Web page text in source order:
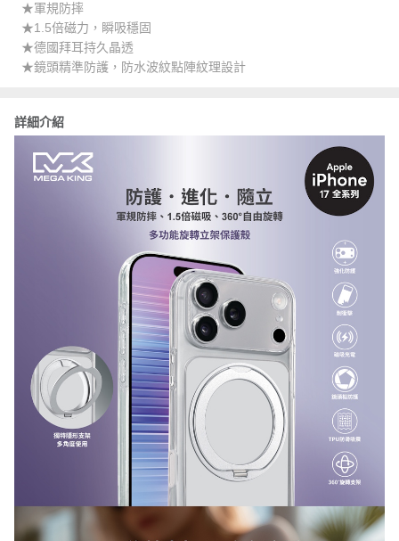
★軍規防摔
★1.5倍磁力，瞬吸穩固
★德國拜耳持久晶透
★鏡頭精準防護，防水波紋點陣紋理設計
詳細介紹